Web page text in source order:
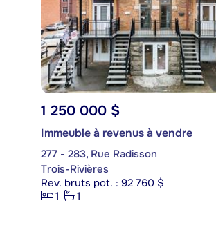
1 250 000 $
Immeuble à revenus à vendre
277 - 283, Rue Radisson
Trois-Rivières
Rev. bruts pot. : 92 760 $
1
1